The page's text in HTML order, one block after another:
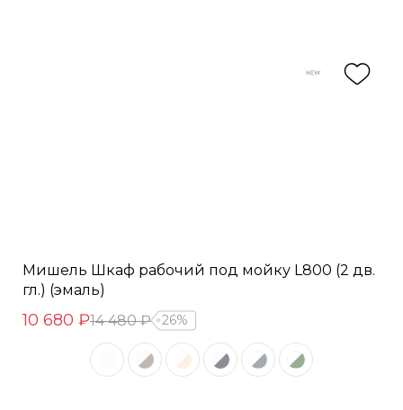
Мишель Шкаф рабочий под мойку L800 (2 дв.
гл.) (эмаль)
10 680 ₽14 480 ₽ 26%